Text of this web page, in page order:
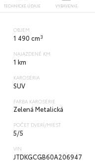
TECHNICKÉ ÚDAJE VYBAVENIE
OBJEM
1 490 cm3
NAJAZDENÉ KM
1 km
KAROSÉRIA
SUV
FARBA KAROSÉRIE
Zelená Metalická
POČET DVERÍ/MIEST
5/5
VIN
JTDKGCGB60A206947